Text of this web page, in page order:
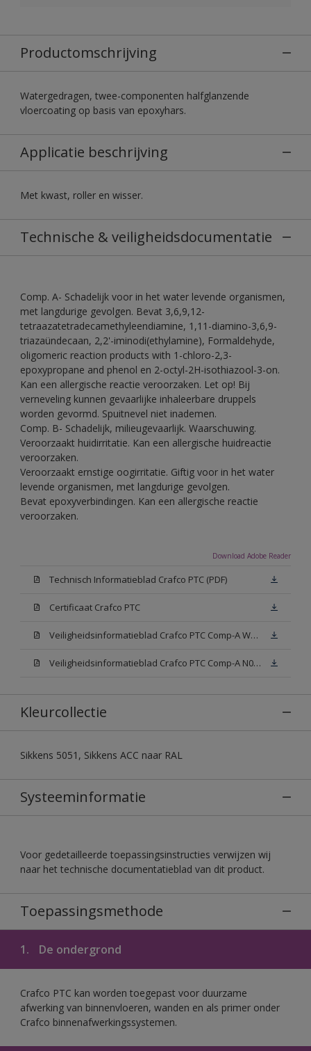
Productomschrijving
Watergedragen, twee-componenten halfglanzende
vloercoating op basis van epoxyhars.
Applicatie beschrijving
Met kwast, roller en wisser.
Technische & veiligheidsdocumentatie
Comp. A- Schadelijk voor in het water levende organismen,
met langdurige gevolgen. Bevat 3,6,9,12-
tetraazatetradecamethyleendiamine, 1,11-diamino-3,6,9-
triazaündecaan, 2,2'-iminodi(ethylamine), Formaldehyde,
oligomeric reaction products with 1-chloro-2,3-
epoxypropane and phenol en 2-octyl-2H-isothiazool-3-on.
Kan een allergische reactie veroorzaken. Let op! Bij
verneveling kunnen gevaarlijke inhaleerbare druppels
worden gevormd. Spuitnevel niet inademen.
Comp. B- Schadelijk, milieugevaarlijk. Waarschuwing.
Veroorzaakt huidirritatie. Kan een allergische huidreactie
veroorzaken.
Veroorzaakt ernstige oogirritatie. Giftig voor in het water
levende organismen, met langdurige gevolgen.
Bevat epoxyverbindingen. Kan een allergische reactie
veroorzaken.
Download Adobe Reader
Technisch Informatieblad Crafco PTC (PDF)
Certificaat Crafco PTC
Veiligheidsinformatieblad Crafco PTC Comp-A W05 (MSDS)
Veiligheidsinformatieblad Crafco PTC Comp-A N00 (MSDS)
Kleurcollectie
Sikkens 5051, Sikkens ACC naar RAL
Systeeminformatie
Voor gedetailleerde toepassingsinstructies verwijzen wij
naar het technische documentatieblad van dit product.
Toepassingsmethode
1. De ondergrond
Crafco PTC kan worden toegepast voor duurzame
afwerking van binnenvloeren, wanden en als primer onder
Crafco binnenafwerkingssystemen.